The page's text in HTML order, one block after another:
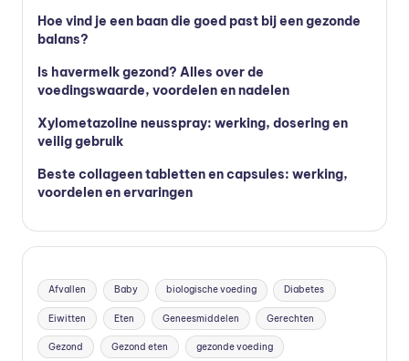
e
n
t
n
e
n
vi
t
a
m
in
Hoe vind je een baan die goed past bij een gezonde
balans?
Is havermelk gezond? Alles over de
voedingswaarde, voordelen en nadelen
Xylometazoline neusspray: werking, dosering en
veilig gebruik
Beste collageen tabletten en capsules: werking,
voordelen en ervaringen
Afvallen Baby biologische voeding Diabetes
Eiwitten Eten Geneesmiddelen Gerechten
Gezond Gezond eten gezonde voeding